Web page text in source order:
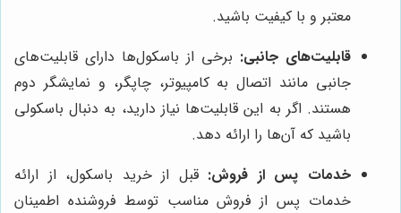
معتبر و با کیفیت باشید.
قابلیت‌های جانبی: برخی از باسکول‌ها دارای قابلیت‌های
جانبی مانند اتصال به کامپیوتر، چاپگر، و نمایشگر دوم
هستند. اگر به این قابلیت‌ها نیاز دارید، به دنبال باسکولی
باشید که آن‌ها را ارائه دهد.
خدمات پس از فروش: قبل از خرید باسکول، از ارائه
خدمات پس از فروش مناسب توسط فروشنده اطمینان